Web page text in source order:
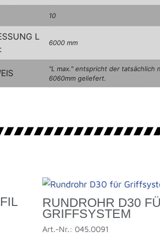
10
L
6000 mm
"L max." entspricht der tatsächlich
6060mm geliefert.
RUNDROHR D30
GRIFFSYSTEM
Art.-Nr.: 045.0091